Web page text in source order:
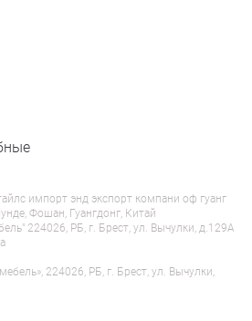
импорт энд экспорт компани оф гуанг
Фошан, Гуангдонг, Китай
224026, РБ, г. Брест, ул. Вычулки, д.129А
224026, РБ, г. Брест, ул. Вычулки,